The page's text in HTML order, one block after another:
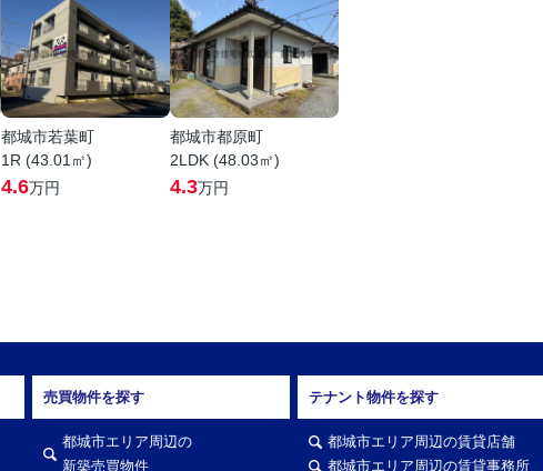
都城市若葉町
1R (43.01㎡)
4.6万円
都城市都原町
2LDK (48.03㎡)
4.3万円
売買物件を探す
都城市エリア周辺の
新築売買物件
テナント物件を探す
都城市エリア周辺の賃貸店舗
都城市エリア周辺の賃貸事務所